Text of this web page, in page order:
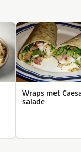
Wraps met
salade